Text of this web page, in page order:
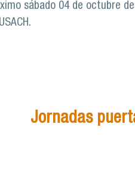
sábado 04 de octubre
Jornadas